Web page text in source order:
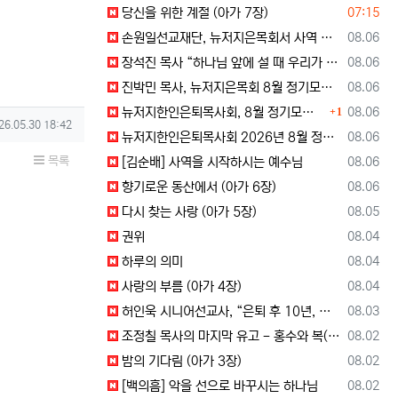
일 18:42
목록
등록일
07:15
당신을 위한 계절 (아가 7장)
등록일
08.06
손원일선교재단, 뉴저지은목회서 사역 소개… “해군 함정마다 예배 공동체 세우는 일에 기도와 협력을”
등록일
08.06
장석진 목사 “하나님 앞에 설 때 우리가 받을 칭찬을 생각하라”
등록일
08.06
진박민 목사, 뉴저지은목회 8월 정기모임서 기도… “은목회 모든 순서 위에 하나님의 영광 나타나게 하소서”
등록일
08.06
뉴저지한인은퇴목사회, 8월 정기모임 개최… 장석진 목사 “우리가 받을 칭찬은?” 설교
댓글
1
등록일
08.06
뉴저지한인은퇴목사회 2026년 8월 정기 모임
등록일
08.06
[김순배] 사역을 시작하시는 예수님
등록일
08.06
향기로운 동산에서 (아가 6장)
등록일
08.05
다시 찾는 사랑 (아가 5장)
등록일
08.04
권위
등록일
08.04
하루의 의미
등록일
08.04
사랑의 부름 (아가 4장)
등록일
08.03
허인욱 시니어선교사, “은퇴 후 10년, 시니어를 다시 선교사로 세우는 사역에 헌신”
등록일
08.02
조정칠 목사의 마지막 유고 - 홍수와 복(福) 자(字)
등록일
08.02
밤의 기다림 (아가 3장)
등록일
08.02
[백의흠] 악을 선으로 바꾸시는 하나님